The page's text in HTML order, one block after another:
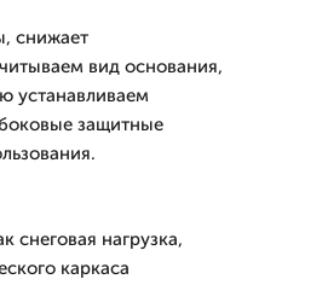
снижает
вид основания,
устанавливаем
защитные
снеговая нагрузка,
каркаса